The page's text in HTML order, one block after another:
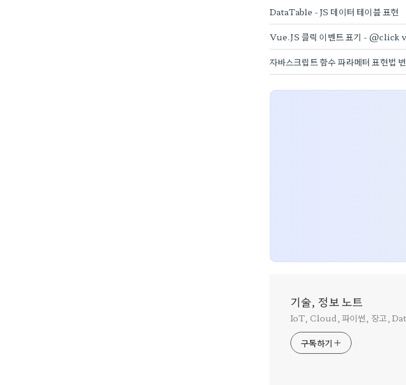
DataTable - JS 데이터 테이블 표현
Vue.JS 클릭 이벤트 표기 -
자바스크립트 함수 파라메터 표현법
기술, 정보 노트
IoT, Cloud, 파이썬, 장고,
구독하기